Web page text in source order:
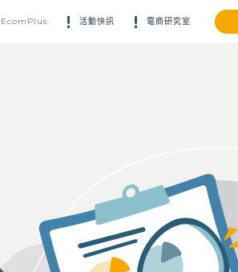
EcomPlus 活動快訊 電商研究室